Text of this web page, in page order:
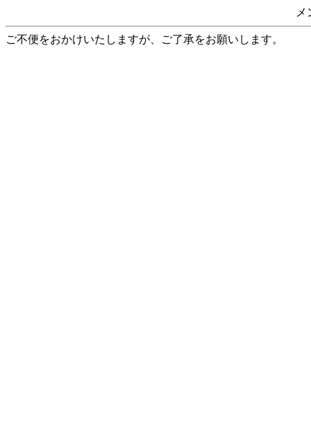
ご不便をおかけいたしますが、ご了承をお願いします。